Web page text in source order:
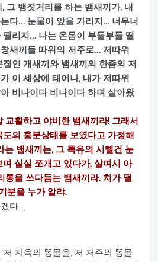
그 뱀짓거리를 하는 뱀새끼가, 내
다… 눈물이 앞을 가리지… 너무너
리지… 나는 온몸이 부들부들 떨
새끼들 따위의 저주로… 저따위
인 개새끼와 뱀새끼의 한줌의 저
이 세상에 태어나, 내가 저따위
비나이다 비나이다 하며 살아왔
교활하고 야비한 뱀새끼라! 그래서
의 흥분상태를 보였다고 가정해
는 뱀새끼는, 그 특유의 시뻘건 눈
실실 쪼개고 있다가, 살며시 아
통을 쓰다듬는 뱀새끼라. 치가 떨
분을 누가 알랴.
다…
지옥의 똥물을, 저 저주의 똥물